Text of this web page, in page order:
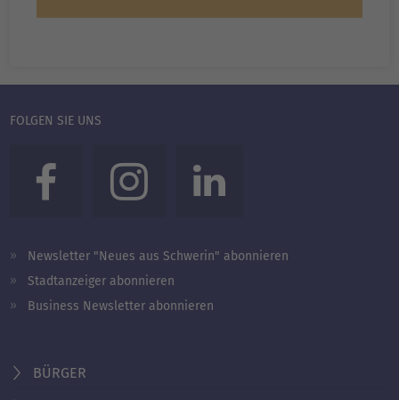
FOLGEN SIE UNS
Newsletter "Neues aus Schwerin" abonnieren
Stadtanzeiger abonnieren
Business Newsletter abonnieren
BÜRGER